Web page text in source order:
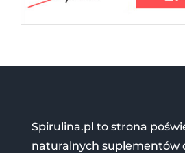
Spirulina.pl to strona
naturalnych suplementów